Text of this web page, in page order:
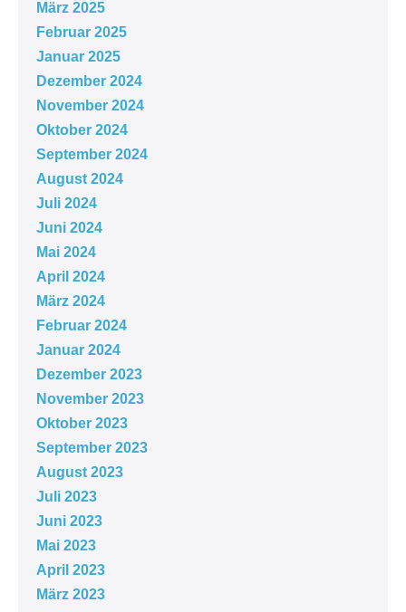
März 2025
Februar 2025
Januar 2025
Dezember 2024
November 2024
Oktober 2024
September 2024
August 2024
Juli 2024
Juni 2024
Mai 2024
April 2024
März 2024
Februar 2024
Januar 2024
Dezember 2023
November 2023
Oktober 2023
September 2023
August 2023
Juli 2023
Juni 2023
Mai 2023
April 2023
März 2023